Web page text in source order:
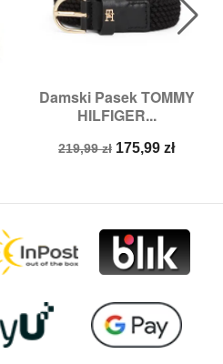
Damski Pasek TOMMY
HILFIGER...
Cena
219,99 zł Cena
175,99 zł